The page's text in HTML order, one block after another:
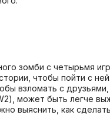
зомби с четырьмя
чтобы пойти с
взломать с
может быть легче
выяснить, как